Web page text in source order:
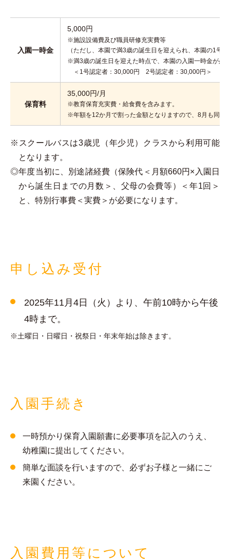
入園一時金
5,000円
※施設設備費及び職員研修充実費等
（ただし、本園で満3歳の誕生日を迎えられ、本園の1号
※満3歳の誕生日を迎えた時点で、本園の入園一時金が必
＜1号認定者：30,000円 2号認定者：30,000円＞
保育料
35,000円/月
※教育保育充実費・給食費を含みます。
※年額を12か月で割った金額となりますので、8月も同額
※スクールバスは3歳児（年少児）クラスから利用可能
となります。
◎年度当初に、別途諸経費（保険代＜月額660円×入園日
から誕生日までの月数＞、父母の会費等）＜年1回＞
と、特別行事費＜実費＞が必要になります。
申し込み受付
2025年11月4日（火）より、午前10時から午後
4時まで。
※土曜日・日曜日・祝祭日・年末年始は除きます。
入園手続き
一時預かり保育入園願書に必要事項を記入のうえ、
幼稚園に提出してください。
簡単な面談を行いますので、必ずお子様と一緒にご
来園ください。
入園費用等について